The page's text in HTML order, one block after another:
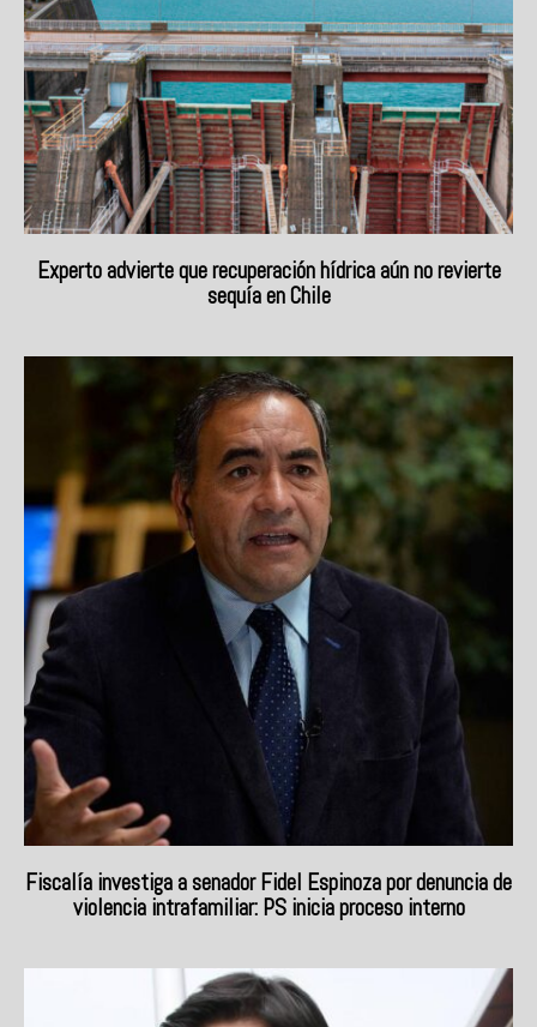
Experto advierte que recuperación hídrica aún no revierte
sequía en Chile
Fiscalía investiga a senador Fidel Espinoza por denuncia de
violencia intrafamiliar: PS inicia proceso interno